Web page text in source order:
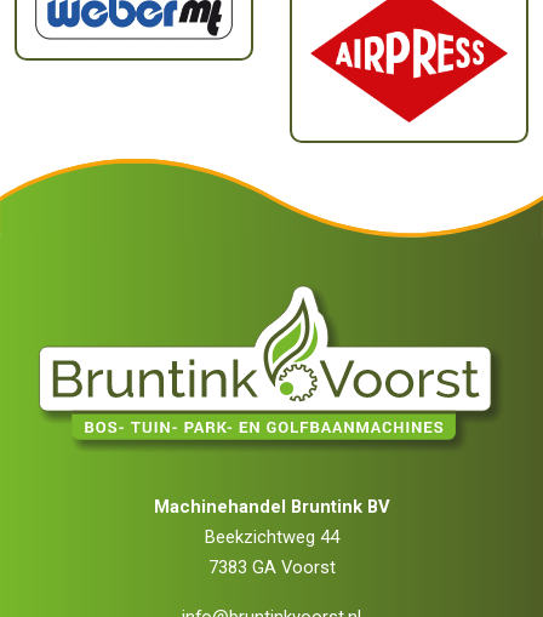
Machinehandel Bruntink BV
Beekzichtweg 44
7383 GA Voorst